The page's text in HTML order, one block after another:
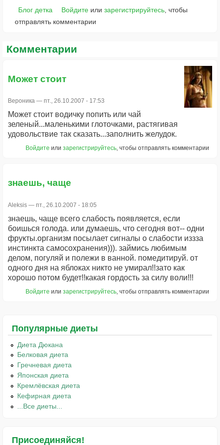
Блог детка Войдитеили зарегистрируйтесь, чтобы
отправлять комментарии
Комментарии
Может стоит
Вероника — пт., 26.10.2007 - 17:53
Может стоит водичку попить или чай
зеленый...маленькими глоточками, растягивая
удовольствие так сказать...заполнить желудок.
Войдите или зарегистрируйтесь, чтобы отправлять комментарии
знаешь, чаще
Aleksis — пт., 26.10.2007 - 18:05
знаешь, чаще всего слабость появляется, если
боишься голода. или думаешь, что сегодня вот-- одни
фрукты.организм посылает сигналы о слабости иззза
инстинкта самосохранения))). займись любимым
делом, погуляй и полежи в ванной. помедитируй. от
одного дня на яблоках никто не умирал!!зато как
хорошо потом будет!!какая гордость за силу воли!!!
Войдите или зарегистрируйтесь , чтобы отправлять комментарии
Популярные диеты
Диета Дюкана
Белковая диета
Гречневая диета
Японская диета
Кремлёвская диета
Кефирная диета
...Все диеты...
Присоединяйся!